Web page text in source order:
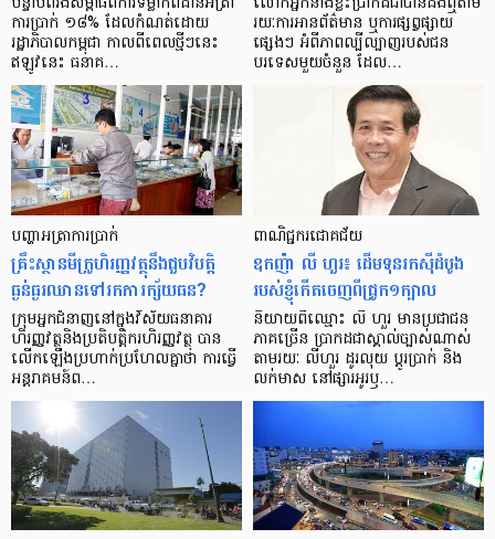
ការ​ប្រាក់ ១៨​% ដែល​កំណត់​ដោយ​
រដ្ឋាភិបាល​កម្ពុជា កាល​ពី​ពេល​ថ្មីៗ​នេះ
ឥឡូវ​នេះ ធនាគ…
រយៈ​ការ​អាន​ព័ត៌មាន ឬ​ការ​ផ្សព្វផ្សាយ​
ផ្សេងៗ អំពី​ភាព​ល្បីល្បាញ​របស់​ជន​
បរទេស​មួយ​ចំនួន ដែល…
បញ្ហា​អត្រា​ការប្រាក់
គ្រឹះស្ថាន​មីក្រូ​ហិរញ្ញវត្ថុ​នឹង​ជួប​វិបត្តិ​
ធ្ងន់ធ្ងរ​ឈាន​ទៅ​រក​ការ​ក្ស័យធន?
ក្រុម​អ្នក​ជំនាញ​នៅ​ក្នុង​វិស័យ​ធនាគារ
ហិរញ្ញវត្ថុ​និង​ប្រតិបត្តិករ​ហិរញ្ញ​វត្ថុ បាន​​
លើក​ឡើង​ប្រហាក់​ប្រហែល​គ្នា​ថា ការ​ធ្វើ​
អន្តរាគមន៍​ព…
ពាណិជ្ជករជោគជ័យ
ឧកញ៉ា លី ហួរ៖ ដើមទុនរកស៊ីដំបូង
របស់ខ្ញុំកើតចេញពីជ្រូក១ក្បាល
និយាយ​ពី​ឈ្មោះ លី ហួរ មាន​ប្រជាជន​
ភាគ​ច្រើន ប្រាកដ​ជា​ស្គាល់​ច្បាស់​ណាស់
តាមរយៈ លីហួរ ដូរ​លុយ ប្តូរ​បា្រក់ និង​
លក់​មាស នៅ​ផ្សារ​អូរ​ឫ…